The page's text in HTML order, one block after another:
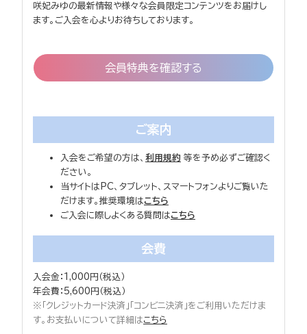
咲妃みゆの最新情報や様々な会員限定コンテンツをお届けし
ます。ご入会を心よりお待ちしております。
会員特典を確認する
ご案内
入会をご希望の方は、 利用規約 等を予め必ずご確認く
ださい。
当サイトはPC、タブレット、スマートフォンよりご覧いた
だけます。推奨環境はこちら
ご入会に際しよくある質問はこちら
会費
入会金：1,000円（税込）
年会費：5,600円（税込）
※「クレジットカード決済」「コンビニ決済」をご利用いただけま
す。お支払いについて詳細はこちら